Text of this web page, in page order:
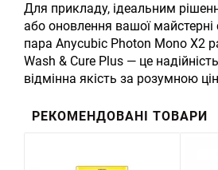
Для прикладу, ідеальним
або оновлення вашої майстерні
пара Anycubic Photon Mono X2
Wash & Cure Plus — це
відмінна якість за розумною
РЕКОМЕНДОВАНІ ТОВАРИ